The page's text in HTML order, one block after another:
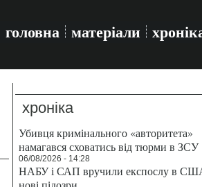
головна матеріали
хроніка
Убивця кримінального «авторитета»
намагався сховатись від тюрми в ЗСУ
06/08/2026 - 14:28
НАБУ і САП вручили експослу в